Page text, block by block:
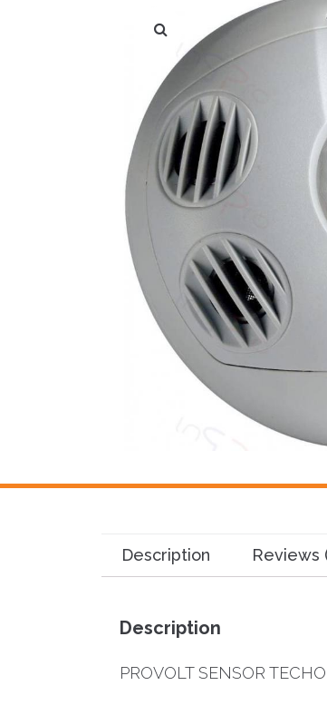
Description Reviews
Description
PROVOLT SENSOR